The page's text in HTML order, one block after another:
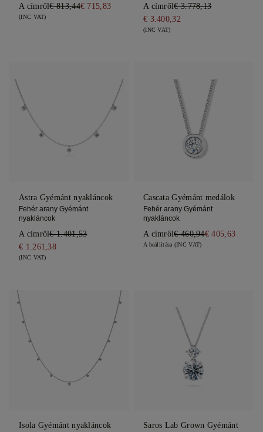
A címről€ 813,44€ 715,83
(INC VAT)
A címről€ 3.778,13
€ 3.400,32
(INC VAT)
Astra Gyémánt nyakláncok
Fehér arany Gyémánt
nyakláncok
A címről€ 1.401,53
€ 1.261,38
(INC VAT)
Cascata Gyémánt medálok
Fehér arany Gyémánt
nyakláncok
A címről€ 460,94€ 405,63
A beállítása (INC VAT)
Isola Gyémánt nyakláncok
Saros Lab Grown Gyémánt